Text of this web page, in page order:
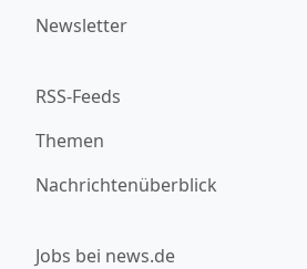
Newsletter
RSS-Feeds
Themen
Nachrichtenüberblick
Jobs bei news.de